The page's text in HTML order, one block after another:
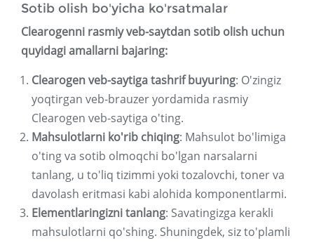
Sotib olish bo'yicha ko'rsatmalar
Clearogenni rasmiy veb-saytdan sotib olish uchun
quyidagi amallarni bajaring:
Clearogen veb-saytiga tashrif buyuring: O'zingiz
yoqtirgan veb-brauzer yordamida rasmiy
Clearogen veb-saytiga o'ting.
Mahsulotlarni ko'rib chiqing: Mahsulot bo'limiga
o'ting va sotib olmoqchi bo'lgan narsalarni
tanlang, u to'liq tizimmi yoki tozalovchi, toner va
davolash eritmasi kabi alohida komponentlarmi.
Elementlaringizni tanlang: Savatingizga kerakli
mahsulotlarni qo'shing. Shuningdek, siz to'plamli